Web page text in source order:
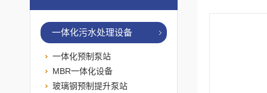
一体化污水处理设备
一体化预制泵站
MBR一体化设备
玻璃钢预制提升泵站